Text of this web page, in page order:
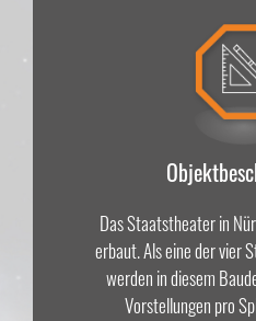
Das Staatstheater in
erbaut. Als eine der vier
werden in diesem
Vorstellungen pro